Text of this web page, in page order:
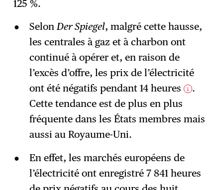
125 %.
SelonDer Spiegel, malgré cette hausse,
les centrales à gaz et à charbon ont
continué à opérer et, en raison de
l’excès d’offre, les prix de l’électricité
ont été négatifs pendant 14 heures
1 .
Cette tendance est de plus en plus
fréquente dans les États membres mais
aussi au Royaume-Uni.
En effet, les marchés européens de
l’électricité ont enregistré 7 841 heures